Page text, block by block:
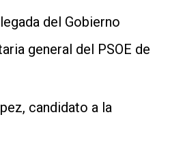
del Gobierno
general del PSOE de
candidato a la